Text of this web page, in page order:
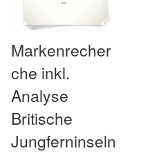
Markenrecher
che inkl.
Analyse
Britische
Jungferninseln